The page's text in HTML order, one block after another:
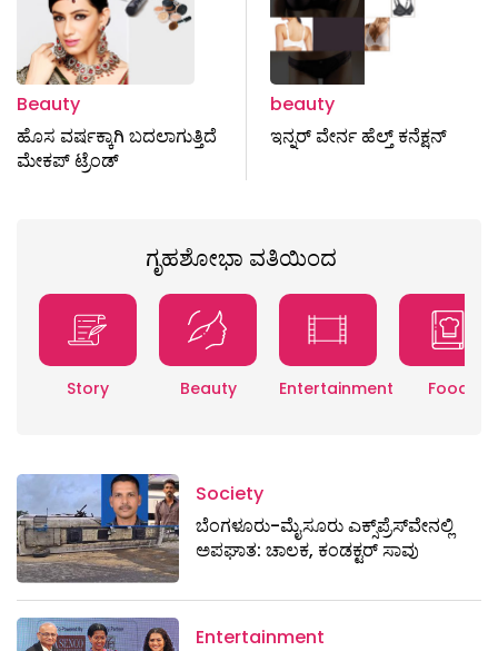
Beauty
ಹೊಸ ವರ್ಷಕ್ಕಾಗಿ ಬದಲಾಗುತ್ತಿದೆ
ಮೇಕಪ್ ಟ್ರೆಂಡ್
beauty
ಇನ್ನರ್ ವೇರ್ನ ಹೆಲ್ತ್ ಕನೆಕ್ಷನ್
ಗೃಹಶೋಭಾ ವತಿಯಿಂದ
Story Beauty Entertainment Food
Society
ಬೆಂಗಳೂರು-ಮೈಸೂರು ಎಕ್ಸ್​ಪ್ರೆಸ್‌ವೇನಲ್ಲಿ
ಅಪಘಾತ: ಚಾಲಕ, ಕಂಡಕ್ಟರ್ ಸಾವು
Entertainment